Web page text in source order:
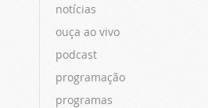
notícias
ouça ao vivo
podcast
programação
programas